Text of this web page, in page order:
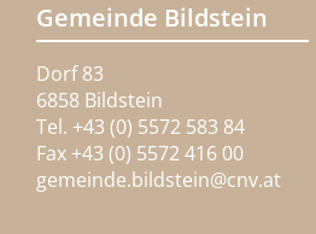
Gemeinde Bildstein
Dorf 83
6858 Bildstein
Tel. +43 (0) 5572 583 84
Fax +43 (0) 5572 416 00
gemeinde.bildstein@cnv.at